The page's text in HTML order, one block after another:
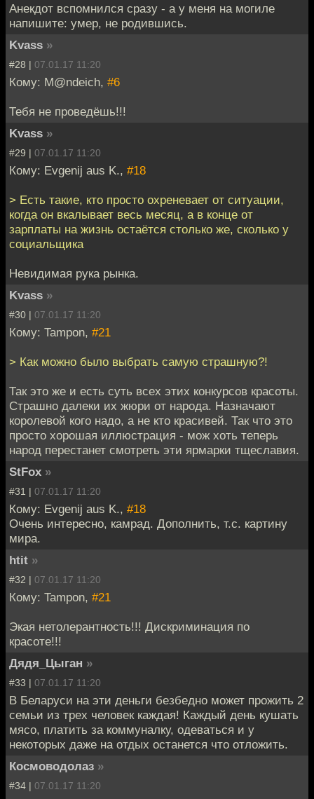
Анекдот вспомнился сразу - а у меня на могиле
напишите: умер, не родившись.
Kvass »
#28 | 07.01.17 11:20
Кому: M@ndeich, #6
Тебя не проведёшь!!!
Kvass »
#29 | 07.01.17 11:20
Кому: Evgenij aus K., #18
> Есть такие, кто просто охреневает от ситуации,
когда он вкалывает весь месяц, а в конце от
зарплаты на жизнь остаётся столько же, сколько у
социальщика
Невидимая рука рынка.
Kvass »
#30 | 07.01.17 11:20
Кому: Tampon, #21
> Как можно было выбрать самую страшную?!
Так это же и есть суть всех этих конкурсов красоты.
Страшно далеки их жюри от народа. Назначают
королевой кого надо, а не кто красивей. Так что это
просто хорошая иллюстрация - мож хоть теперь
народ перестанет смотреть эти ярмарки тщеславия.
StFox »
#31 | 07.01.17 11:20
Кому: Evgenij aus K., #18
Очень интересно, камрад. Дополнить, т.с. картину
мира.
htit »
#32 | 07.01.17 11:20
Кому: Tampon, #21
Экая нетолерантность!!! Дискриминация по
красоте!!!
Дядя_Цыган »
#33 | 07.01.17 11:20
В Беларуси на эти деньги безбедно может прожить 2
семьи из трех человек каждая! Каждый день кушать
мясо, платить за коммуналку, одеваться и у
некоторых даже на отдых останется что отложить.
Космоводолаз »
#34 | 07.01.17 11:20